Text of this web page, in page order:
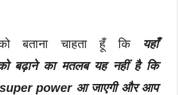
बताना चाहता हूँ कि यहाँ
बढ़ाने का मतलब यह नहीं है कि
power आ जाएगी और आप